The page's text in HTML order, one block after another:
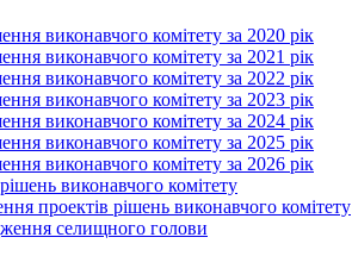
виконавчого комітету за 2020 рік
виконавчого комітету за 2021 рік
виконавчого комітету за 2022 рік
виконавчого комітету за 2023 рік
виконавчого комітету за 2024 рік
виконавчого комітету за 2025 рік
виконавчого комітету за 2026 рік
виконавчого комітету
проектів рішень виконавчого комітету
селищного голови